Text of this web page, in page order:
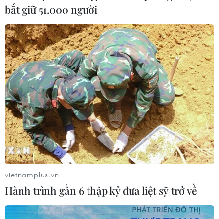
CƠ QUAN CHỦ QUẢN: THÔNG TẤN XÃ VIỆT NAM
Tổng Biên tập: TRẦN TIẾN DUẨN
Phó Tổng Biên tập: NGUYỄN THỊ TÁM, KHÚC THANH
THỦY
Sở hữu trí tuệ
Quy định sử dụng
RSS
Hỗ trợ
Ngôn ngữ
TTXVN
bắt giữ 51.000 người
vietnamplus.vn
Hành trình gần 6 thập kỷ đưa liệt sỹ trở về